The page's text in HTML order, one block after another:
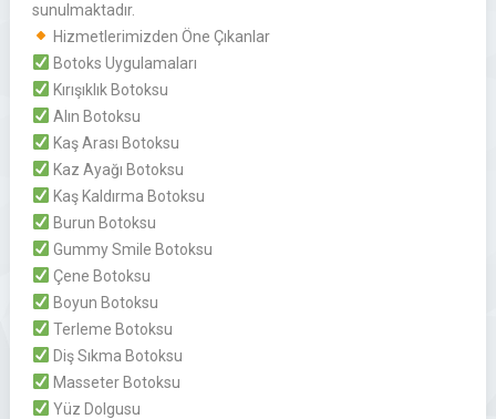
sunulmaktadır.
Hizmetlerimizden Öne Çıkanlar
Botoks Uygulamaları
Kırışıklık Botoksu
Alın Botoksu
Kaş Arası Botoksu
Kaz Ayağı Botoksu
Kaş Kaldırma Botoksu
Burun Botoksu
Gummy Smile Botoksu
Çene Botoksu
Boyun Botoksu
Terleme Botoksu
Diş Sıkma Botoksu
Masseter Botoksu
Yüz Dolgusu